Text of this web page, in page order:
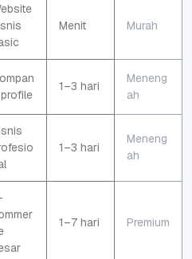
Menit Murah
1–3 hari
Meneng
ah
1–3 hari
Meneng
ah
1–7 hari Premium